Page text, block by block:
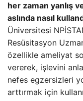
her zaman yanlış
aslında nasıl
Üniversitesi
Resüsitasyon
özellikle ameliyat
vererek, işlevini
nefes egzersizleri
arttırmak için